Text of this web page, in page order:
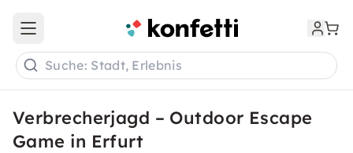
Open main menu
Suche: Stadt, Erlebnis
Verbrecherjagd – Outdoor Escape
Game in Erfurt